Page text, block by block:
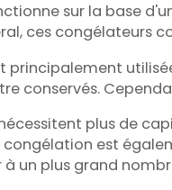
sur la base
ces congélateurs
conservés.
plus de
est
un plus grand